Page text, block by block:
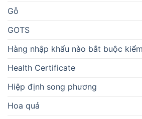
Gỗ
GOTS
Hàng nhập khẩu nào bắt buộc
Health Certificate
Hiệp định song phương
Hoa quả